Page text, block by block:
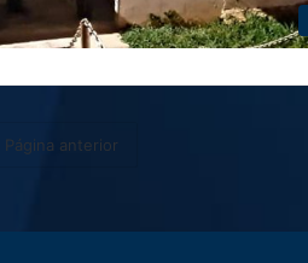
Página anterior